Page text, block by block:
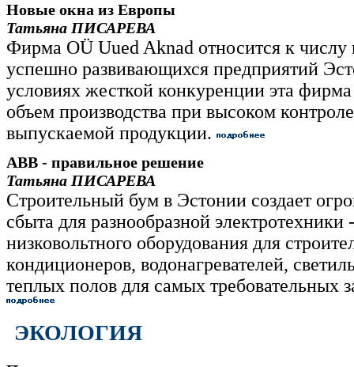
Новые окна из Европы
Татьяна ПИСАРЕВА
Фирма OÜ Uued Aknad относится к числу
успешно развивающихся предприятий
условиях жесткой конкуренции эта
объем производства при высоком
выпускаемой продукции.
ABB - правильное решение
Татьяна ПИСАРЕВА
Строительный бум в Эстонии создает
сбыта для разнообразной электротехники
низковольтного оборудования для
кондиционеров, водонагревателей,
теплых полов для самых требовательных
ЭКОЛОГИЯ